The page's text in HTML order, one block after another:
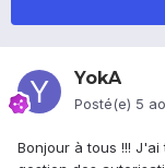
YokA
Posté(e) 5
Bonjour à tous !!!